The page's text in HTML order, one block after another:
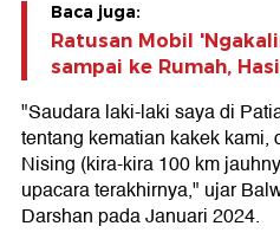
Baca juga:
Ratusan Mobil
sampai ke Rumah,
"Saudara laki-laki saya di
tentang kematian kakek
Nising (kira-kira 100 km
upacara terakhirnya," ujar
Darshan pada Januari 2024.